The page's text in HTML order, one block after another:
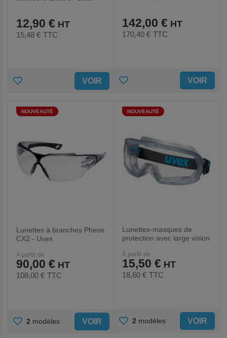
12,90 €
15,48 € TTC
AJOUTER
FAVORIS
VOIR
142,00 €
170,40 € TTC
AJOUTER
FAVORIS
VOIR
NOUVEAUTÉ
Lunettes à branches Pheos
CX2 - Uvex
À partir de
90,00 €
108,00 € TTC
AJOUTER
2 modèles VOIR
NOUVEAUTÉ
Lunettes-masques de
protection avec large vision
À partir de
15,50 €
18,60 € TTC
AJOUTER
2 modèles VOIR